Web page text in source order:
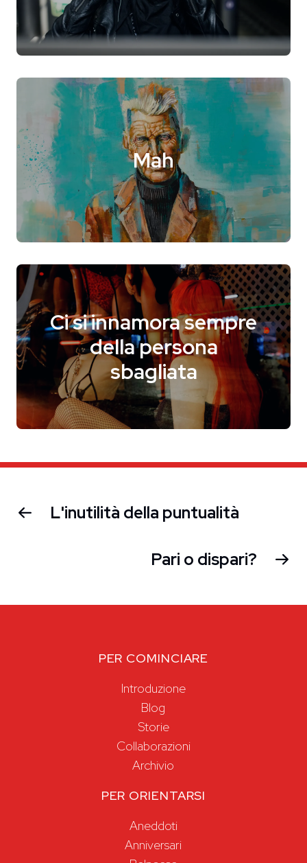
Mah
Ci si innamora sempre
della persona
sbagliata
L'inutilità della puntualità
Pari o dispari?
PER COMINCIARE
Introduzione
Blog
Storie
Collaborazioni
Archivio
PER ORIENTARSI
Aneddoti
Anniversari